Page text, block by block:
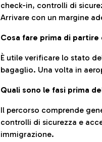
check-in, controlli di
Arrivare con un margine
Cosa fare prima di partire
È utile verificare lo stato
bagaglio. Una volta in
Quali sono le fasi prima
Il percorso comprende
controlli di sicurezza e
immigrazione.